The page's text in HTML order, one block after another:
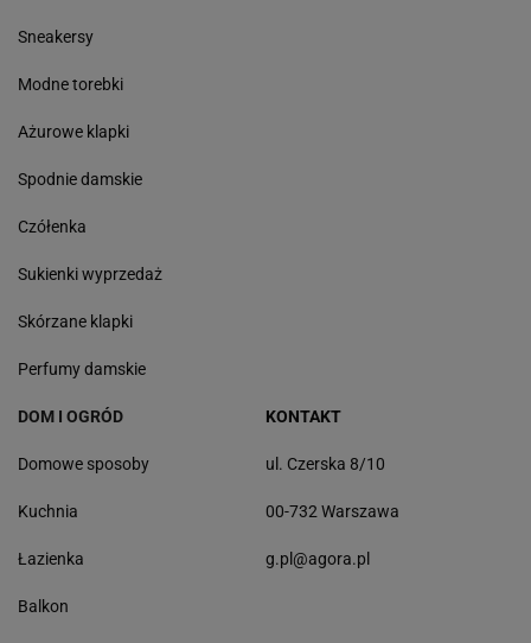
Sneakersy
Modne torebki
Ażurowe klapki
Spodnie damskie
Czółenka
Sukienki wyprzedaż
Skórzane klapki
Perfumy damskie
DOM I OGRÓD
Domowe sposoby
Kuchnia
Łazienka
Balkon
KONTAKT
ul. Czerska 8/10
00-732 Warszawa
g.pl@agora.pl